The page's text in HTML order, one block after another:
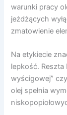
warunki pracy
jeżdżących
zmatowienie
Na etykiecie
lepkość.
wyścigowej”
olej spełnia